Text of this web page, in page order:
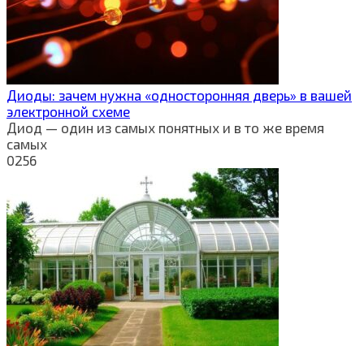
Диоды: зачем нужна «односторонняя дверь» в вашей
электронной схеме
Диод — один из самых понятных и в то же время
самых
0256